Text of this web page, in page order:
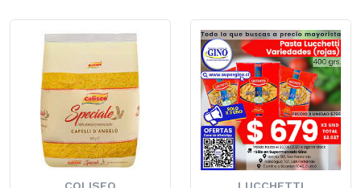
COLISEO LUCCHETTI